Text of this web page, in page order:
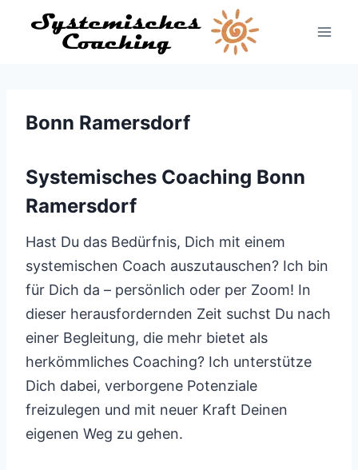
Inhalt
Bonn Ramersdorf
Systemisches Coaching Bonn
Ramersdorf
Hast Du das Bedürfnis, Dich mit einem
systemischen Coach auszutauschen? Ich bin
für Dich da – persönlich oder per Zoom! In
dieser herausfordernden Zeit suchst Du nach
einer Begleitung, die mehr bietet als
herkömmliches Coaching? Ich unterstütze
Dich dabei, verborgene Potenziale
freizulegen und mit neuer Kraft Deinen
eigenen Weg zu gehen.